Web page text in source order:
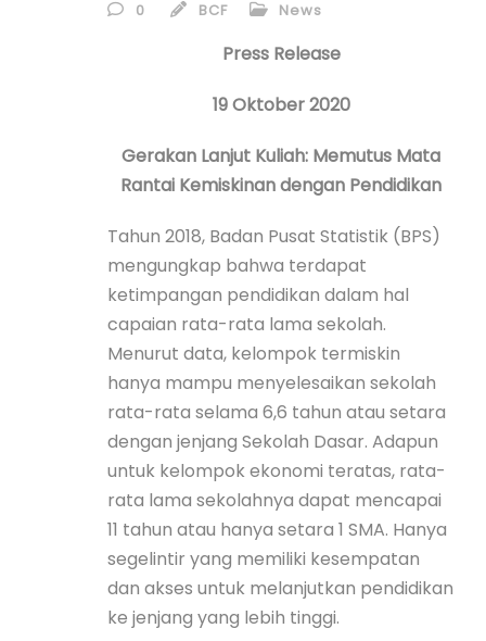
0 BCF News
Press Release
19 Oktober 2020
Gerakan Lanjut Kuliah: Memutus Mata
Rantai Kemiskinan dengan Pendidikan
Tahun 2018, Badan Pusat Statistik (BPS)
mengungkap bahwa terdapat
ketimpangan pendidikan dalam hal
capaian rata-rata lama sekolah.
Menurut data, kelompok termiskin
hanya mampu menyelesaikan sekolah
rata-rata selama 6,6 tahun atau setara
dengan jenjang Sekolah Dasar. Adapun
untuk kelompok ekonomi teratas, rata-
rata lama sekolahnya dapat mencapai
11 tahun atau hanya setara 1 SMA. Hanya
segelintir yang memiliki kesempatan
dan akses untuk melanjutkan pendidikan
ke jenjang yang lebih tinggi.